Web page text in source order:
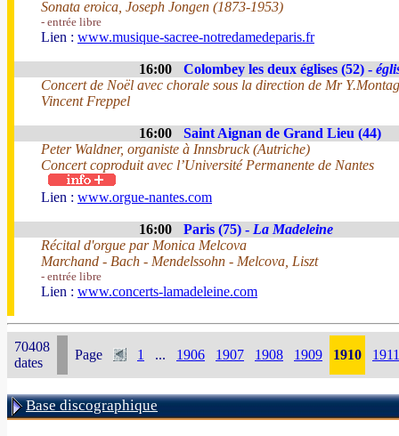
Sonata eroica, Joseph Jongen (1873-1953)
- entrée libre
Lien : www.musique-sacree-notredamedeparis.fr
16:00 Colombey les deux églises (52) -
Concert de Noël avec chorale sous la direction de Mr
Vincent Freppel
16:00
Saint Aignan de Grand Lieu (44)
Peter Waldner, organiste à Innsbruck (Autriche)
Concert coproduit avec l’Université Permanente de Nantes
Lien : www.orgue-nantes.com
16:00 Paris (75) - La Madeleine
Récital d'orgue par Monica Melcova
Marchand - Bach - Mendelssohn - Melcova, Liszt
- entrée libre
Lien : www.concerts-lamadeleine.com
70408
dates
Page 1 ... 1906 1907 1908 1909 1910 1911
Base discographique